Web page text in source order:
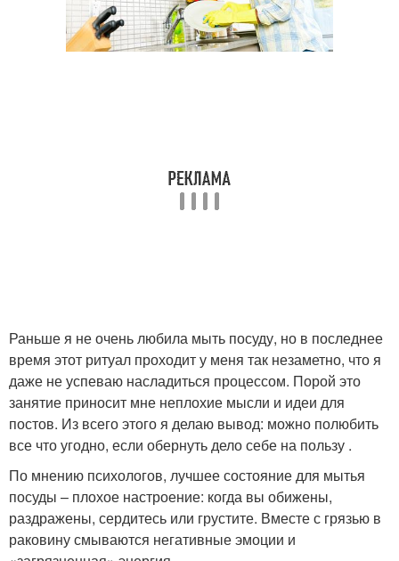
Раньше я не очень любила мыть посуду, но в последнее
время этот ритуал проходит у меня так незаметно, что я
даже не успеваю насладиться процессом. Порой это
занятие приносит мне неплохие мысли и идеи для
постов. Из всего этого я делаю вывод: можно полюбить
все что угодно, если обернуть дело себе на пользу .
По мнению психологов, лучшее состояние для мытья
посуды – плохое настроение: когда вы обижены,
раздражены, сердитесь или грустите. Вместе с грязью в
раковину смываются негативные эмоции и